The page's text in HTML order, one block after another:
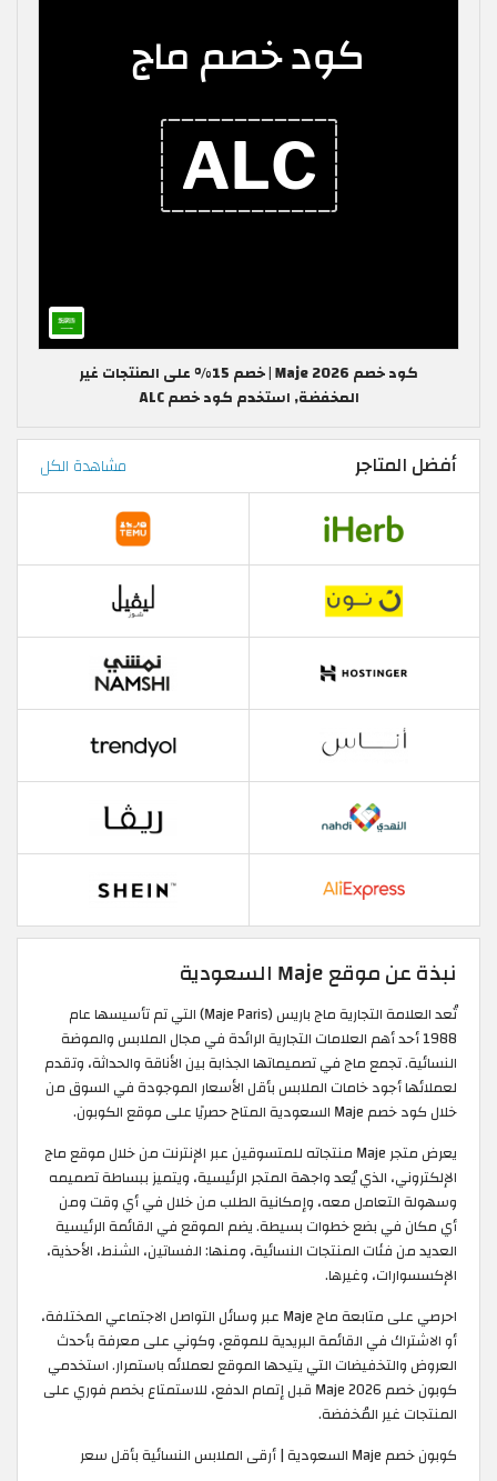
كود خصم Maje 2026 | خصم 15% على المنتجات غير
المخفضة, استخدم كود خصم ALC
أفضل المتاجر مشاهدة الكل
نبذة عن موقع Maje السعودية
تُعد العلامة التجارية ماج باريس (Maje Paris) التي تم تأسيسها عام
1988 أحد أهم العلامات التجارية الرائدة في مجال الملابس والموضة
النسائية. تجمع ماج في تصميماتها الجذابة بين الأناقة والحداثة، وتقدم
لعملائها أجود خامات الملابس بأقل الأسعار الموجودة في السوق من
خلال كود خصم Maje السعودية المتاح حصريًا على موقع الكوبون.
يعرض متجر Maje منتجاته للمتسوقين عبر الإنترنت من خلال موقع ماج
الإلكتروني، الذي يُعد واجهة المتجر الرئيسية، ويتميز ببساطة تصميمه
وسهولة التعامل معه، وإمكانية الطلب من خلال في أي وقت ومن
أي مكان في بضع خطوات بسيطة. يضم الموقع في القائمة الرئيسية
العديد من فئات المنتجات النسائية، ومنها: الفساتين، الشنط، الأحذية،
الإكسسوارات، وغيرها.
احرصي على متابعة ماج Maje عبر وسائل التواصل الاجتماعي المختلفة،
أو الاشتراك في القائمة البريدية للموقع، وكوني على معرفة بأحدث
العروض والتخفيضات التي يتيحها الموقع لعملائه باستمرار. استخدمي
كوبون خصم Maje 2026 قبل إتمام الدفع، للاستمتاع بخصم فوري على
المنتجات غير المُخفضة.
كوبون خصم Maje السعودية | أرقى الملابس النسائية بأقل سعر